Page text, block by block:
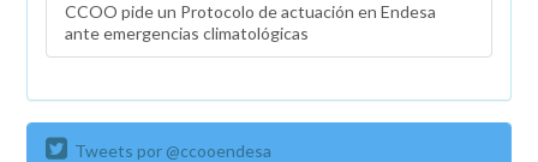
CCOO pide un Protocolo de actuación en Endesa
ante emergencias climatológicas
Tweets por @ccooendesa